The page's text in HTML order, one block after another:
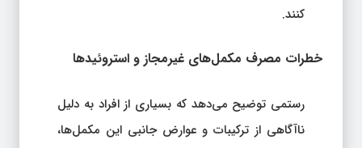
کنند.
خطرات مصرف مکمل‌های غیرمجاز و استروئیدها
رستمی توضیح می‌دهد که بسیاری از افراد به دلیل
ناآگاهی از ترکیبات و عوارض جانبی این مکمل‌ها،